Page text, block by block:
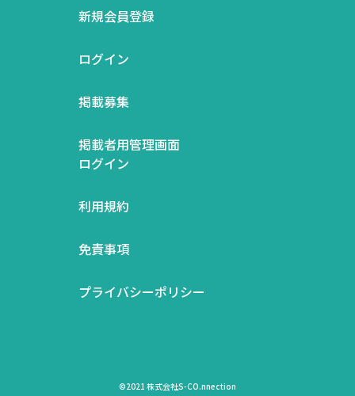
新規会員登録
ログイン
掲載募集
掲載者用管理画面
ログイン
利用規約
免責事項
プライバシーポリシー
©2021 株式会社S-CO.nnection